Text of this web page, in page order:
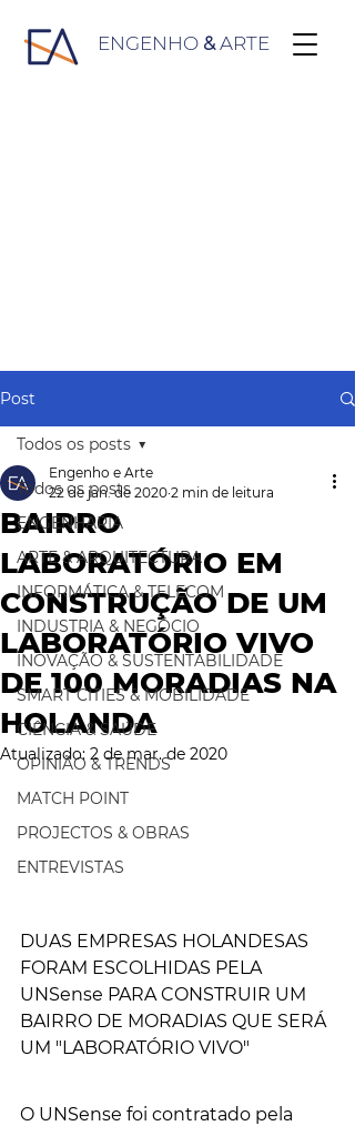
ENGENHO &ARTE
Post
Todos os posts
ENGENHARIA
ARTE & ARQUITECTURA
INFORMÁTICA & TELECOM
INDUSTRIA & NEGÓCIO
INOVAÇÃO & SUSTENTABILIDADE
SMART CITIES & MOBILIDADE
CIÊNCIA & SAÚDE
OPINIÃO & TRENDS
MATCH POINT
PROJECTOS & OBRAS
ENTREVISTAS
Todos os posts
BAIRRO
LABORATÓRIO EM
CONSTRUÇÃO DE UM
LABORATÓRIO VIVO
DE 100 MORADIAS NA
HOLANDA
Engenho e Arte
22 de jan. de 2020 2 min de leitura
Atualizado: 2 de mar. de 2020
DUAS EMPRESAS HOLANDESAS
FORAM ESCOLHIDAS PELA
UNSense PARA CONSTRUIR UM
BAIRRO DE MORADIAS QUE SERÁ
UM "LABORATÓRIO VIVO"
O UNSense foi contratado pela